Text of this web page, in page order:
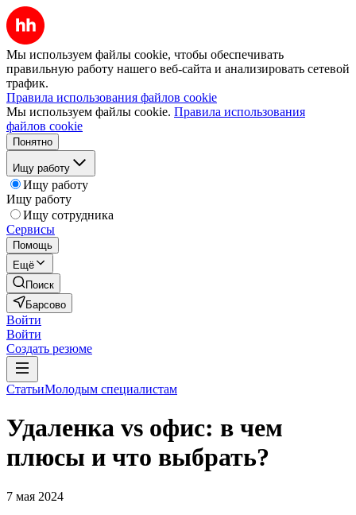
Мы используем файлы cookie, чтобы обеспечивать
правильную работу нашего веб-сайта и анализировать сетевой
трафик.
Правила использования файлов cookie
Мы используем файлы cookie. Правила использования
файлов cookie
Понятно
Ищу работу
Ищу работу
Ищу работу
Ищу сотрудника
Сервисы
Помощь
Ещё
Поиск
Барсово
Войти
Войти
Создать резюме
СтатьиМолодым специалистам
Удаленка vs офис: в чем
плюсы и что выбрать?
7 мая 2024